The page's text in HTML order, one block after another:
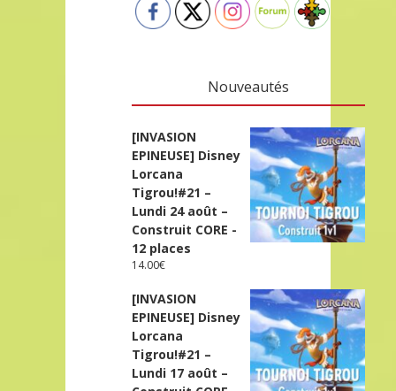
Nouveautés
[INVASION
EPINEUSE] Disney
Lorcana
Tigrou!#21 –
Lundi 24 août –
Construit CORE -
12 places
14.00€
[INVASION
EPINEUSE] Disney
Lorcana
Tigrou!#21 –
Lundi 17 août –